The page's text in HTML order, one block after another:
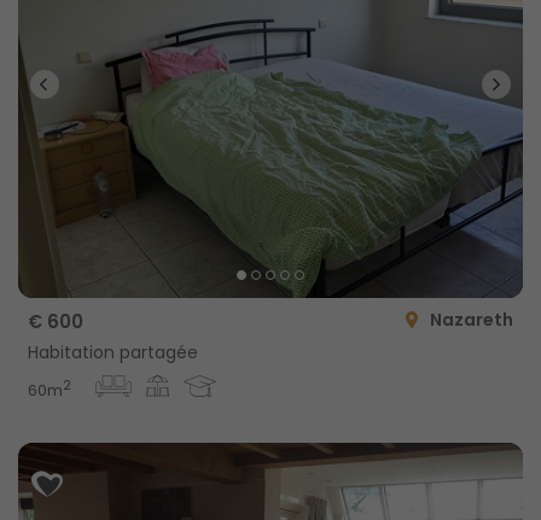
€ 600
Nazareth
Habitation partagée
60m2